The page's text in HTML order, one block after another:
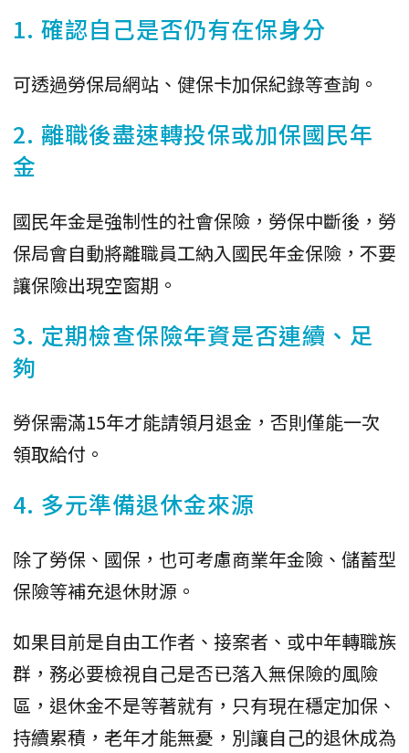
1. 確認自己是否仍有在保身分
可透過勞保局網站、健保卡加保紀錄等查詢。
2. 離職後盡速轉投保或加保國民年
金
國民年金是強制性的社會保險，勞保中斷後，勞
保局會自動將離職員工納入國民年金保險，不要
讓保險出現空窗期。
3. 定期檢查保險年資是否連續、足
夠
勞保需滿15年才能請領月退金，否則僅能一次
領取給付。
4. 多元準備退休金來源
除了勞保、國保，也可考慮商業年金險、儲蓄型
保險等補充退休財源。
如果目前是自由工作者、接案者、或中年轉職族
群，務必要檢視自己是否已落入無保險的風險
區，退休金不是等著就有，只有現在穩定加保、
持續累積，老年才能無憂，別讓自己的退休成為